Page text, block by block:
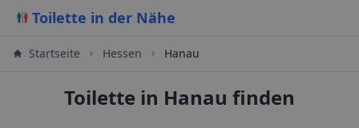
Toilette in der Nähe
Startseite Hessen Hanau
Toilette in Hanau finden